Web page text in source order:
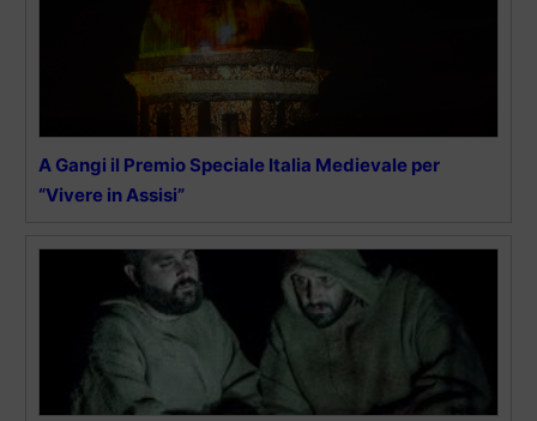
A Gangi il Premio Speciale Italia Medievale per
“Vivere in Assisi”